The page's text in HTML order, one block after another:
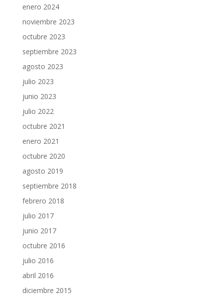
enero 2024
noviembre 2023
octubre 2023
septiembre 2023
agosto 2023
julio 2023
junio 2023
julio 2022
octubre 2021
enero 2021
octubre 2020
agosto 2019
septiembre 2018
febrero 2018
julio 2017
junio 2017
octubre 2016
julio 2016
abril 2016
diciembre 2015